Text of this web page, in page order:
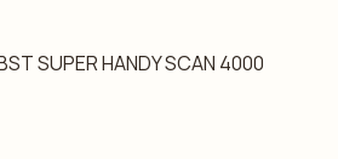
SUPER HANDY SCAN 4000